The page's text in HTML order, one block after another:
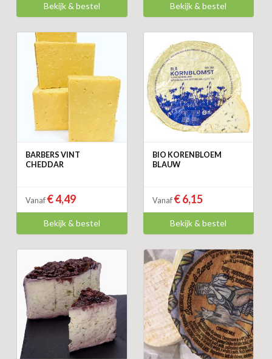
Bekijk & bestel Bekijk & bestel
BARBERS VINT
CHEDDAR
Vanaf € 4,49
Bekijk & bestel
BIO KORENBLOEM
BLAUW
Vanaf € 6,15
Bekijk & bestel